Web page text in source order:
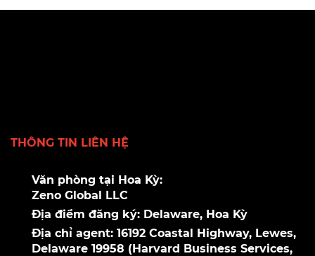
THÔNG TIN LIÊN HỆ
Văn phòng tại Hoa Kỳ:
Zeno Global LLC
Địa điểm đăng ký: Delaware, Hoa Kỳ
Địa chỉ agent: 16192 Coastal Highway, Lewes,
Delaware 19958 (Harvard Business Services,